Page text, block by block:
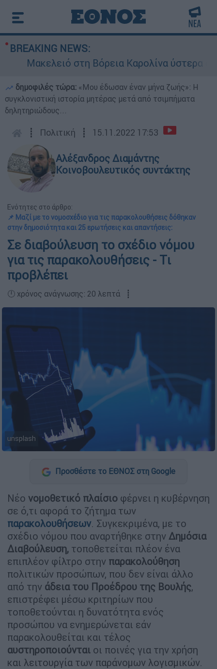
BREAKING NEWS:
στη Βόρεια Καρολίνα ύστερα από
δημοφιλές τώρα: «Μου έδωσαν έναν μήνα ζωής»: Η
συγκλονιστική ιστορία μητέρας μετά από τσιμπήματα
δηλητηριώδους...
┋ Πολιτική ┋ 15.11.2022 17:53
Αλέξανδρος Διαμάντης
Κοινοβουλευτικός συντάκτης
Ενότητες στο άρθρο:
📌 Μαζί με το νομοσχέδιο για τις παρακολουθήσεις δόθηκαν
στην δημοσιότητα και 25 ερωτήσεις και απαντήσεις:
Σε διαβούλευση το σχέδιο νόμου
για τις παρακολουθήσεις - Tι
προβλέπει
🕛 χρόνος ανάγνωσης: 20 λεπτά ┋
unsplash
Προσθέστε το ΕΘΝΟΣ στη Google
Νέο νομοθετικό πλαίσιο φέρνει η κυβέρνηση
σε ό,τι αφορά το ζήτημα των
παρακολουθήσεων. Συγκεκριμένα, με το
σχέδιο νόμου που αναρτήθηκε στην Δημόσια
Διαβούλευση, τοποθετείται πλέον ένα
επιπλέον φίλτρο στην παρακολούθηση
πολιτικών προσώπων, που δεν είναι άλλο
από την άδεια του Προέδρου της Βουλής,
επιστρέφει μέσω κριτηρίων που
τοποθετούνται η δυνατότητα ενός
προσώπου να ενημερώνεται εάν
παρακολουθείται και τέλος
αυστηροποιούνται οι ποινές για την χρήση
και λειτουργία των παράνομων λογισμικών.